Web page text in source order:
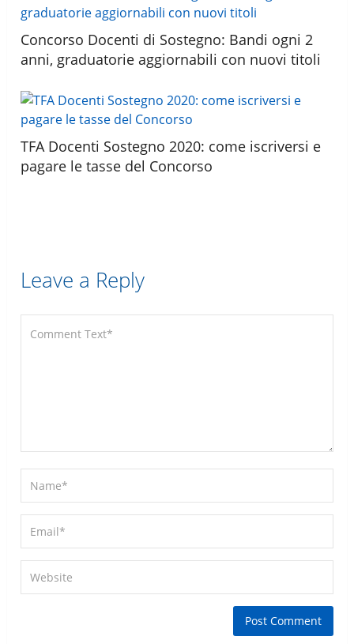
Concorso Docenti di Sostegno: Bandi ogni 2
anni, graduatorie aggiornabili con nuovi titoli
TFA Docenti Sostegno 2020: come iscriversi e
pagare le tasse del Concorso
Leave a Reply